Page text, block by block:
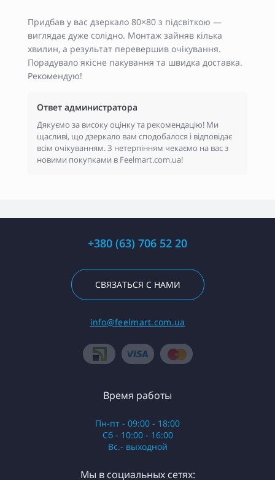
Придбав у вас дзеркало 80×80 з підсвіткою —
виглядає дуже солідно. Монтаж зайняв кілька
хвилин, а результат перевершив очікування.
Порадувало якісне пакування та швидка доставка.
Рекомендую!
Ответ администратора
Дякуємо за високу оцінку та рекомендацію! Ми
щасливі, що дзеркало вам сподобалося і відповідає
всім очікуванням. З нетерпінням чекаємо на вас з
новими покупками в Feelmart.com.ua!
+380 (63) 706 52 20
СВЯЗАТЬСЯ С НАМИ
info@feelmart.com.ua
Время работы
Пн-пт - 09:00 - 18:00
Сб - 10:00 - 16:00
Вс.- выходной
Мы в социальных сетях: